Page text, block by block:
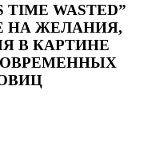
TIME WASTED”
НА ЖЕЛАНИЯ,
В КАРТИНЕ